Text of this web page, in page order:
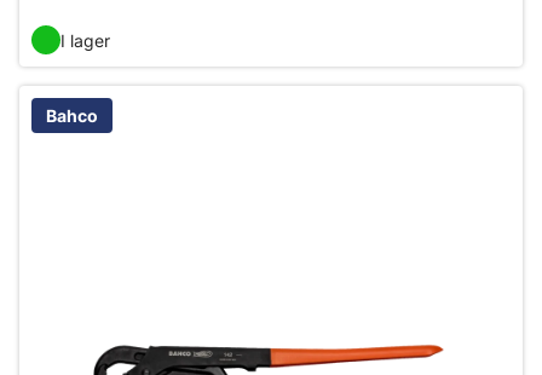
I lager
Bahco